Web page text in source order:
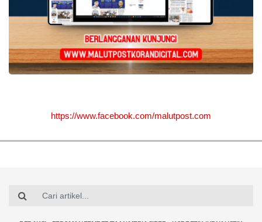
https://www.facebook.com/malutpost.com